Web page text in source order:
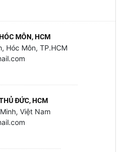
MÔN, HCM
Hóc Môn, TP.HCM
ĐỨC, HCM
Việt Nam